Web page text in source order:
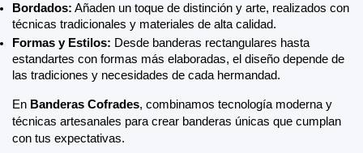
Bordados: Añaden un toque de distinción y arte, realizados con
técnicas tradicionales y materiales de alta calidad.
Formas y Estilos: Desde banderas rectangulares hasta
estandartes con formas más elaboradas, el diseño depende de
las tradiciones y necesidades de cada hermandad.
En Banderas Cofrades, combinamos tecnología moderna y
técnicas artesanales para crear banderas únicas que cumplan
con tus expectativas.